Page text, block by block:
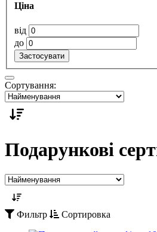
Ціна
від
до
Застосувати
Сортування:
Подарункові
Фильтр Сортировка